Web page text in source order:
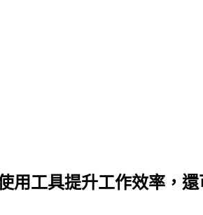
用工具提升工作效率，